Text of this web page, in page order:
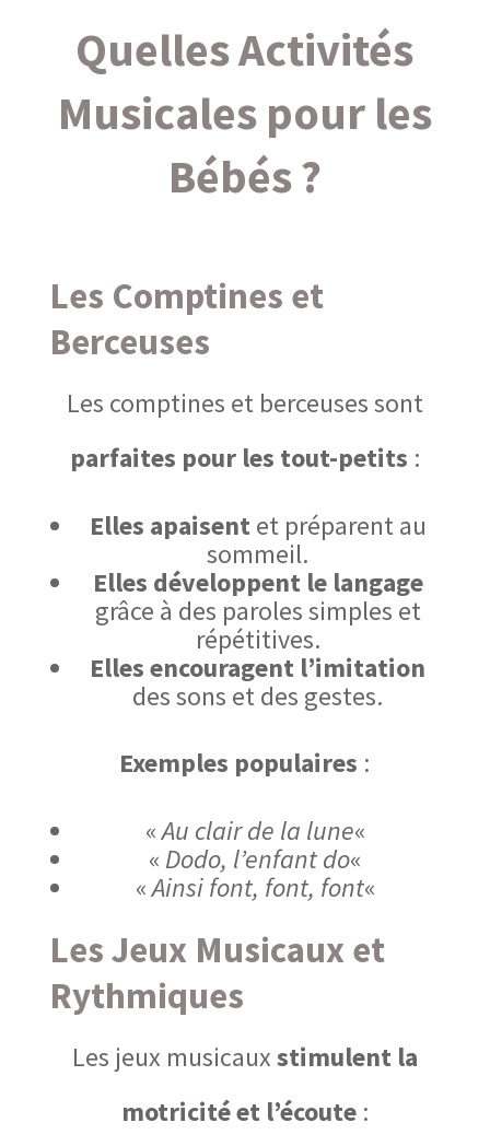
Quelles Activités
Musicales pour les
Bébés ?
Les Comptines et
Berceuses
Les comptines et berceuses sont
parfaites pour les tout-petits :
Elles apaisentet préparent au
sommeil.
Elles développent le langage
grâce à des paroles simples et
répétitives.
Elles encouragent l’imitation
des sons et des gestes.
Exemples populaires :
«Au clair de la lune«
« Dodo, l’enfant do«
«Ainsi font, font, font«
Les Jeux Musicaux et
Rythmiques
Les jeux musicauxstimulent la
motricité et l’écoute: